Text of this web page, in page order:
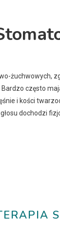
żuchwowych,
często
i kości
dochodzi